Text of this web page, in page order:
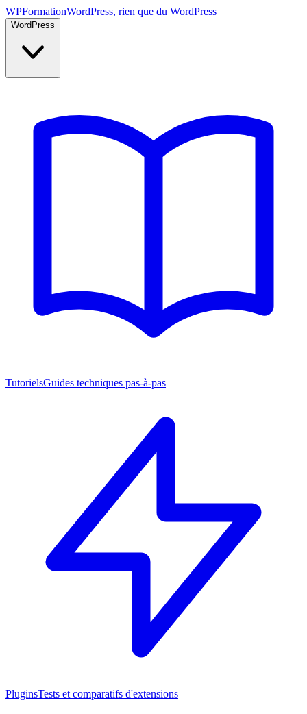
WPFormationWordPress, rien que du WordPress
WordPress
TutorielsGuides techniques pas-à-pas
PluginsTests et comparatifs d'extensions